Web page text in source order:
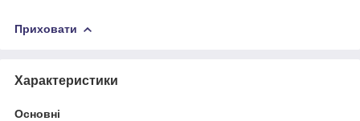
Приховати
Характеристики
Основні